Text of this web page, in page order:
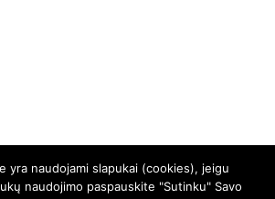
62622
yra naudojami slapukai (cookies), jeigu
naudojimo paspauskite "Sutinku" Savo